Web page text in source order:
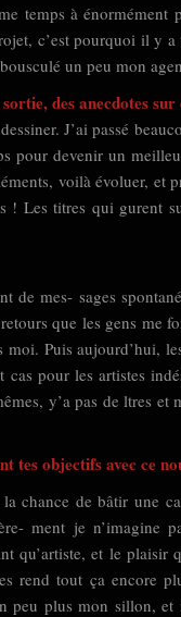
temps à
c’est pourquoi il y
un peu mon
des anecdotes sur
J’ai passé
pour devenir un
voilà évoluer, et
! Les titres qui gurent
de mes- sages
que les gens me
Puis aujourd’hui,
pour les artistes
y’a pas de ltres
tes objectifs avec ce
chance de bâtir une
ment je n’imagine
qu’artiste, et le
rend tout ça encore
plus mon sillon, et